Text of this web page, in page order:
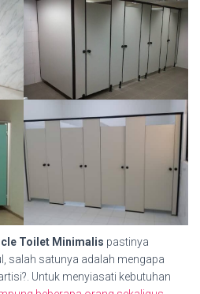
Toilet Minimalis pastinya
salah satunya adalah mengapa
Untuk menyiasati kebutuhan